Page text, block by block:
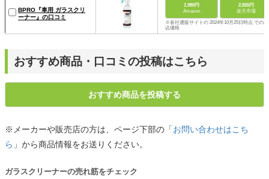
BPRO『車用 ガラスクリ
ーナー』の口コミ
1,980円
Amazon
2,826円
楽天市場
※各社通販サイトの 2024年10月25日時点 での税
込価格
おすすめ商品・口コミの投稿はこちら
おすすめ商品を投稿する
※メーカーや販売店の方は、ページ下部の「お問い合わせはこち
ら 」から商品情報をお送りください。
ガラスクリーナーの売れ筋をチェック